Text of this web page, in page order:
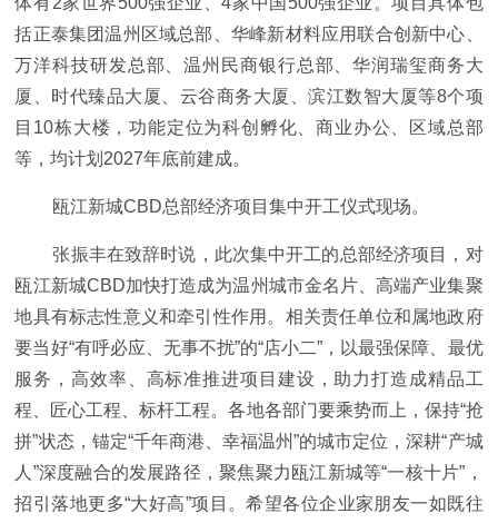
括正泰集团温州区域总部、华峰新材料应用联合创新中心、
万洋科技研发总部、温州民商银行总部、华润瑞玺商务大
厦、时代臻品大厦、云谷商务大厦、滨江数智大厦等8个项
目10栋大楼，功能定位为科创孵化、商业办公、区域总部
等，均计划2027年底前建成。
瓯江新城CBD总部经济项目集中开工仪式现场。
张振丰在致辞时说，此次集中开工的总部经济项目，对
瓯江新城CBD加快打造成为温州城市金名片、高端产业集聚
地具有标志性意义和牵引性作用。相关责任单位和属地政府
要当好“有呼必应、无事不扰”的“店小二”，以最强保障、最优
服务，高效率、高标准推进项目建设，助力打造成精品工
程、匠心工程、标杆工程。各地各部门要乘势而上，保持“抢
拼”状态，锚定“千年商港、幸福温州”的城市定位，深耕“产城
人”深度融合的发展路径，聚焦聚力瓯江新城等“一核十片”，
招引落地更多“大好高”项目。希望各位企业家朋友一如既往